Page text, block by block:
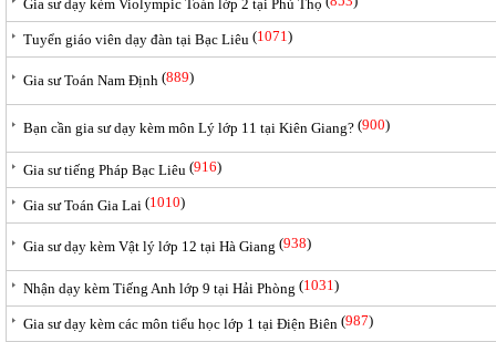
Gia sư dạy kèm Violympic Toán lớp 2 tại Phú Thọ
Tuyển giáo viên dạy đàn tại Bạc Liêu (1071)
Gia sư Toán Nam Định (889)
Bạn cần gia sư dạy kèm môn Lý lớp 11 tại Kiên Giang? (900)
Gia sư tiếng Pháp Bạc Liêu (916)
Gia sư Toán Gia Lai (1010)
Gia sư dạy kèm Vật lý lớp 12 tại Hà Giang (938)
Nhận dạy kèm Tiếng Anh lớp 9 tại Hải Phòng (1031)
Gia sư dạy kèm các môn tiểu học lớp 1 tại Điện Biên (987)